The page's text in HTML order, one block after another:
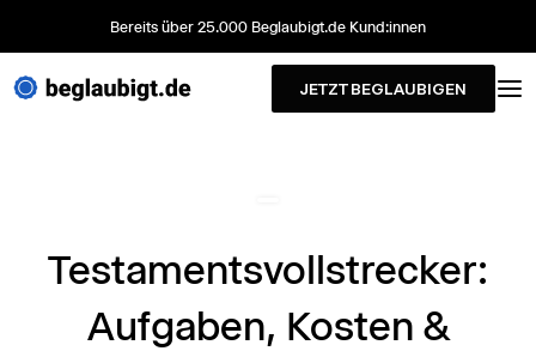
Bereits über 25.000 Beglaubigt.de Kund:innen
JETZT BEGLAUBIGEN
Testamentsvollstrecker:
Aufgaben, Kosten &